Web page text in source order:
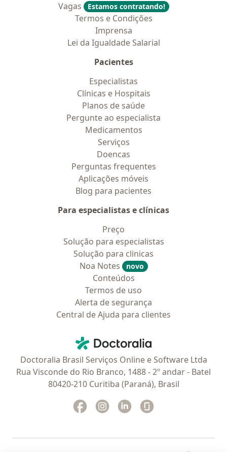
Vagas
Estamos contratando!
Termos e Condições
Imprensa
Lei da Igualdade Salarial
Pacientes
Especialistas
Clínicas e Hospitais
Planos de saúde
Pergunte ao especialista
Medicamentos
Serviços
Doencas
Perguntas frequentes
Aplicações móveis
Blog para pacientes
Para especialistas e clínicas
Preço
Solução para especialistas
Solução para clinicas
Noa Notes
novo
Conteúdos
Termos de uso
Alerta de segurança
Central de Ajuda para clientes
Doctoralia - Homepage
Doctoralia Brasil Serviços Online e Software Ltda
Rua Visconde do Rio Branco, 1488 - 2º andar - Batel
80420-210 Curitiba (Paraná), Brasil
Facebook
abre num novo separador
Instagram
abre num novo separador
Linkedin
abre num novo